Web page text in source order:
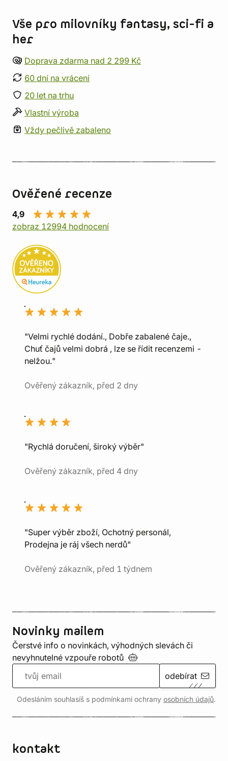
Vše pro milovníky fantasy, sci-fi a
her
Doprava zdarma nad 2 299 Kč
60 dní na vrácení
20 let na trhu
Vlastní výroba
Vždy pečlivě zabaleno
Ověřené recenze
4,9
zobraz 12994 hodnocení
"Velmi rychlé dodání., Dobře zabalené čaje.,
Chuť čajů velmi dobrá , lze se řídit recenzemi -
nelžou."
Ověřený zákazník, před 2 dny
"Rychlá doručení, široký výběr"
Ověřený zákazník, před 4 dny
"Super výběr zboží, Ochotný personál,
Prodejna je ráj všech nerdů"
Ověřený zákazník, před 1 týdnem
Novinky mailem
Čerstvé info o novinkách, výhodných slevách či
nevyhnutelné vzpouře robotů
odebírat
Odesláním souhlasíš s podmínkami ochrany osobních údajů.
kontakt